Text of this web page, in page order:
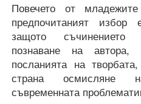
Повечето от
предпочитаният
защото съчинението
познаване на автора,
посланията на
страна осмисляне
съвременната